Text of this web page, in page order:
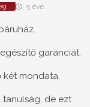
5 éve
garanciát.
két mondata.
tanulság, de ezt